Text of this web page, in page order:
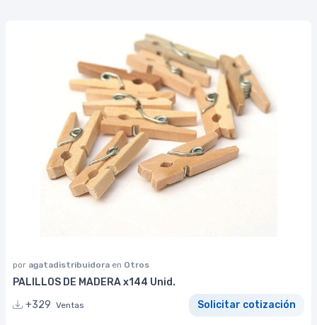
por agatadistribuidora en Otros
PALILLOS DE MADERA x144 Unid.
+329 Ventas Solicitar cotización